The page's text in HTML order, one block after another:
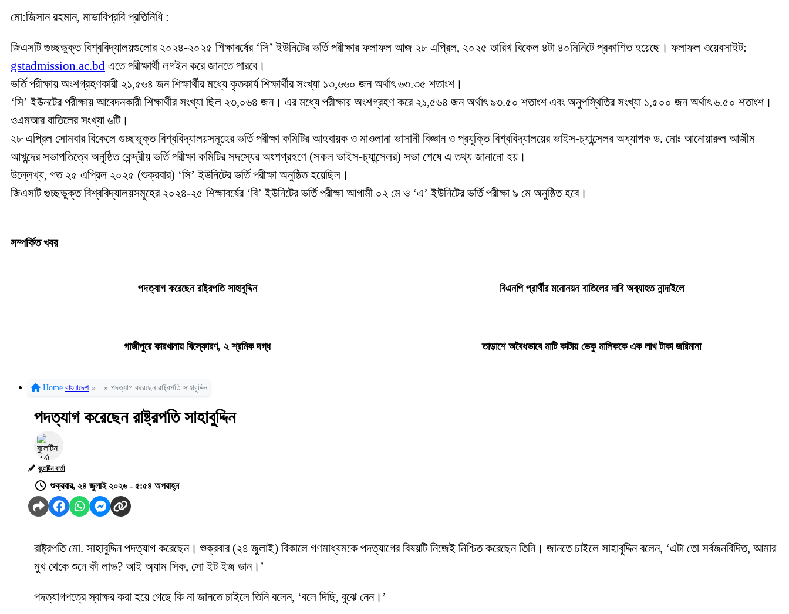
মো:জিসান রহমান, মাভাবিপ্রবি প্রতিনিধি :
জিএসটি গুচ্ছভুক্ত বিশ্ববিদ্যালয়গুলোর ২০২৪-২০২৫ শিক্ষাবর্ষের ‘সি’ ইউনিটের ভর্তি পরীক্ষার ফলাফল আজ ২৮ এপ্রিল, ২০২৫ তারিখ বিকেল ৪টা ৪০মিনিটে প্রকাশিত হয়েছে। ফলাফল ওয়েবসাইট:
gstadmission.ac.bd এতে পরীক্ষার্থী লগইন করে জানতে পারবে।
ভর্তি পরীক্ষায় অংশগ্রহণকারী ২১,৫৬৪ জন শিক্ষার্থীর মধ্যে কৃতকার্য শিক্ষার্থীর সংখ্যা ১৩,৬৬০ জন অর্থাৎ ৬৩.৩৫ শতাংশ।
‘সি’ ইউনটের পরীক্ষায় আবেদনকারী শিক্ষার্থীর সংখ্যা ছিল ২৩,০৬৪ জন। এর মধ্যে পরীক্ষায় অংশগ্রহণ করে ২১,৫৬৪ জন অর্থাৎ ৯৩.৫০ শতাংশ এবং অনুপস্থিতির সংখ্যা ১,৫০০ জন অর্থাৎ ৬.৫০ শতাংশ।
ওএমআর বাতিলের সংখ্যা ৬টি।
২৮ এপ্রিল সোমবার বিকেলে গুচ্ছভুক্ত বিশ্ববিদ্যালয়সমূহের ভর্তি পরীক্ষা কমিটির আহবায়ক ও মাওলানা ভাসানী বিজ্ঞান ও প্রযুক্তি বিশ্ববিদ্যালয়ের ভাইস-চ্যান্সেলর অধ্যাপক ড. মোঃ আনোয়ারুল আজীম
আখন্দের সভাপতিত্বে অনুষ্ঠিত কেন্দ্রীয় ভর্তি পরীক্ষা কমিটির সদস্যের অংশগ্রহণে (সকল ভাইস-চ্যান্সেলর) সভা শেষে এ তথ্য জানানো হয়।
উল্লেখ্য, গত ২৫ এপ্রিল ২০২৫ (শুক্রবার) ‘সি’ ইউনিটের ভর্তি পরীক্ষা অনুষ্ঠিত হয়েছিল।
জিএসটি গুচ্ছভুক্ত বিশ্ববিদ্যালয়সমূহের ২০২৪-২৫ শিক্ষাবর্ষের ‘বি’ ইউনিটের ভর্তি পরীক্ষা আগামী ০২ মে ও ‘এ’ ইউনিটের ভর্তি পরীক্ষা ৯ মে অনুষ্ঠিত হবে।
সম্পর্কিত খবর
পদত্যাগ করেছেন রাষ্ট্রপতি সাহাবুদ্দিন বিএনপি প্রার্থীর মনোনয়ন বাতিলের দাবি অব্যাহত নান্দাইলে
গাজীপুরে কারখানায় বিস্ফোরণ, ২ শ্রমিক দগ্ধ তাড়াশে অবৈধভাবে মাটি কাটায় ভেকু মালিককে এক লাখ টাকা জরিমানা
Home বাংলাদেশ » » পদত্যাগ করেছেন রাষ্ট্রপতি সাহাবুদ্দিন
পদত্যাগ করেছেন রাষ্ট্রপতি সাহাবুদ্দিন
বুলেটিন বার্তা
শুক্রবার, ২৪ জুলাই ২০২৬ - ৫:৫৪ অপরাহ্ন
রাষ্ট্রপতি মো. সাহাবুদ্দিন পদত্যাগ করেছেন। শুক্রবার (২৪ জুলাই) বিকালে গণমাধ্যমকে পদত্যাগের বিষয়টি নিজেই নিশ্চিত করেছেন তিনি। জানতে চাইলে সাহাবুদ্দিন বলেন, ‘এটা তো সর্বজনবিদিত, আমার
মুখ থেকে শুনে কী লাভ? আই অ্যাম সিক, সো ইট ইজ ডান।’
পদত্যাগপত্রে স্বাক্ষর করা হয়ে গেছে কি না জানতে চাইলে তিনি বলেন, ‘বলে দিছি, বুঝে নেন।’